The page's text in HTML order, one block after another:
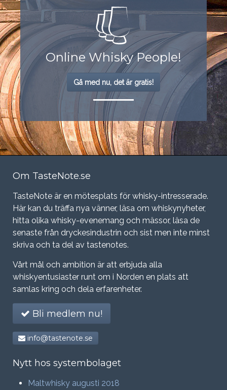
Online Whisky People!
Gå med nu, det är gratis!
Om TasteNote.se
TasteNote är en mötesplats för whisky-intresserade.
Här kan du träffa nya vänner, läsa om whiskynyheter,
hitta olika whisky-evenemang och mässor, läsa de
senaste från dryckesindustrin och sist men inte minst
skriva och ta del av tastenotes.
Vårt mål och ambition är att erbjuda alla
whiskyentusiaster runt om i Norden en plats att
samlas kring och dela erfarenheter.
Bli medlem nu!
info@tastenote.se
Nytt hos systembolaget
Maltwhisky augusti 2018